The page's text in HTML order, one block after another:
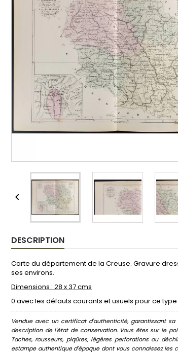

DESCRIPTION
Carte du département de la Creuse. Gravure
ses environs.
Dimensions : 28 x 37 cms
0 avec les défauts courants et usuels pour ce
Vendue avec un certificat d'authenticité, garantissant
description de l'état de conservation. Vous êtes sur le
Taches, rousseurs, piqûres, légères perforations ou
estampe authentique d'époque dont vous connaissez